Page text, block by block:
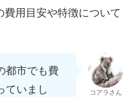
用目安や特徴について
都市でも費
ていまし
コアラさん